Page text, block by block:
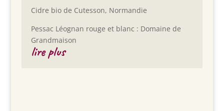
Cidre bio de Cutesson, Normandie
Pessac Léognan rouge et blanc : Domaine de
Grandmaison
lire plus